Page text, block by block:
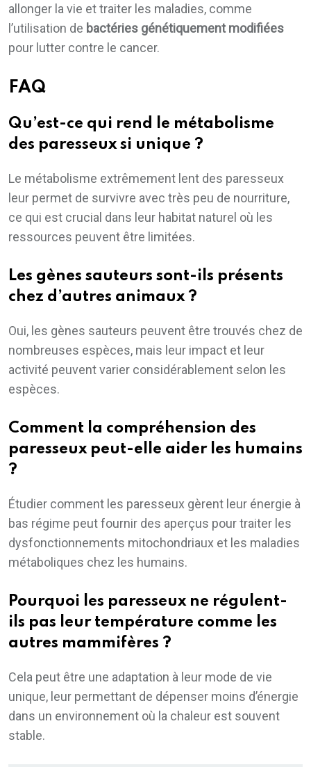
allonger la vie et traiter les maladies, comme
l’utilisation de bactéries génétiquement modifiées
pour lutter contre le cancer.
FAQ
Qu’est-ce qui rend le métabolisme
des paresseux si unique ?
Le métabolisme extrêmement lent des paresseux
leur permet de survivre avec très peu de nourriture,
ce qui est crucial dans leur habitat naturel où les
ressources peuvent être limitées.
Les gènes sauteurs sont-ils présents
chez d’autres animaux ?
Oui, les gènes sauteurs peuvent être trouvés chez de
nombreuses espèces, mais leur impact et leur
activité peuvent varier considérablement selon les
espèces.
Comment la compréhension des
paresseux peut-elle aider les humains
?
Étudier comment les paresseux gèrent leur énergie à
bas régime peut fournir des aperçus pour traiter les
dysfonctionnements mitochondriaux et les maladies
métaboliques chez les humains.
Pourquoi les paresseux ne régulent-
ils pas leur température comme les
autres mammifères ?
Cela peut être une adaptation à leur mode de vie
unique, leur permettant de dépenser moins d’énergie
dans un environnement où la chaleur est souvent
stable.